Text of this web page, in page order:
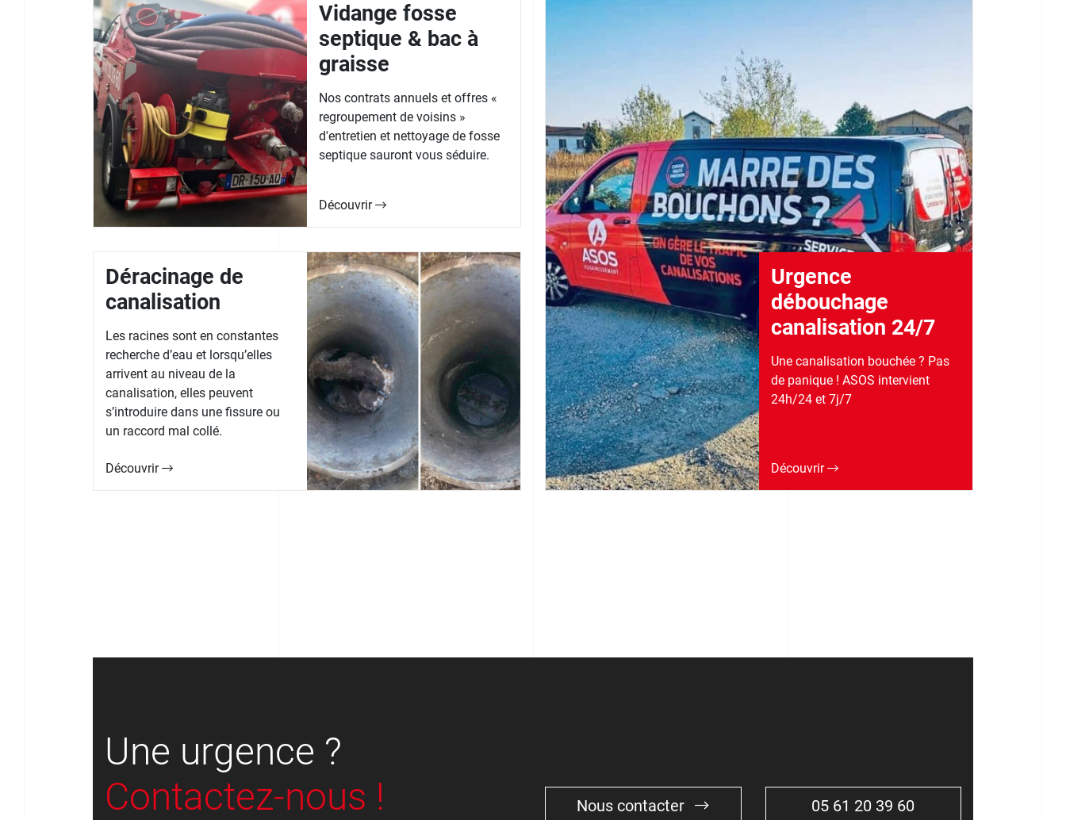
Vidange fosse
septique & bac à
graisse
Nos contrats annuels et offres «
regroupement de voisins »
d'entretien et nettoyage de fosse
septique sauront vous séduire.
Découvrir
Déracinage de
canalisation
Les racines sont en constantes
recherche d’eau et lorsqu’elles
arrivent au niveau de la
canalisation, elles peuvent
s’introduire dans une fissure ou
un raccord mal collé.
Découvrir
Urgence
débouchage
canalisation 24/7
Une canalisation bouchée ? Pas
de panique ! ASOS intervient
24h/24 et 7j/7
Découvrir
Une urgence ?
Contactez-nous !
Nous contacter 05 61 20 39 60